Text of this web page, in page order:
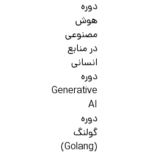
دوره
هوش
مصنوعی
در منابع
انسانی
دوره
Generative
AI
دوره
گولنگ
(Golang)